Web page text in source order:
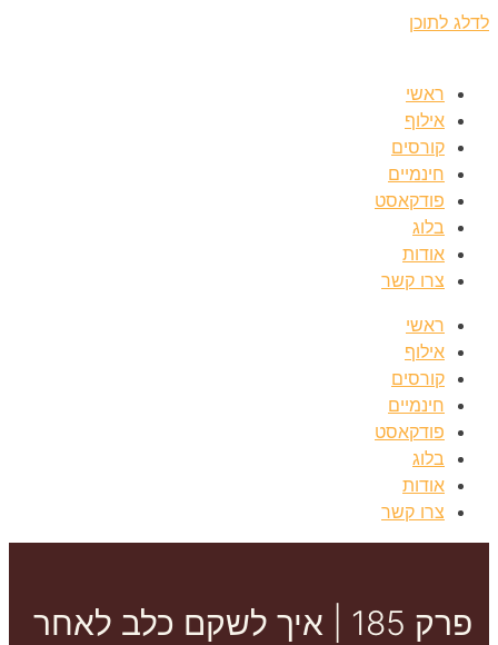
לדלג לתוכן
ראשי
אילוף
קורסים
חינמיים
פודקאסט
בלוג
אודות
צרו קשר
ראשי
אילוף
קורסים
חינמיים
פודקאסט
בלוג
אודות
צרו קשר
פרק 185 | איך לשקם כלב לאחר